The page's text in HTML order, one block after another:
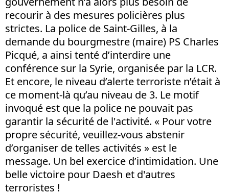
recourir à des mesures policières plus
strictes. La police de Saint-Gilles, à la
demande du bourgmestre (maire) PS Charles
Picqué, a ainsi tenté d’interdire une
conférence sur la Syrie, organisée par la LCR.
Et encore, le niveau d’alerte terroriste n’était à
ce moment-là qu’au niveau de 3. Le motif
invoqué est que la police ne pouvait pas
garantir la sécurité de l'activité. « Pour votre
propre sécurité, veuillez-vous abstenir
d’organiser de telles activités » est le
message. Un bel exercice d’intimidation. Une
belle victoire pour Daesh et d'autres
terroristes !